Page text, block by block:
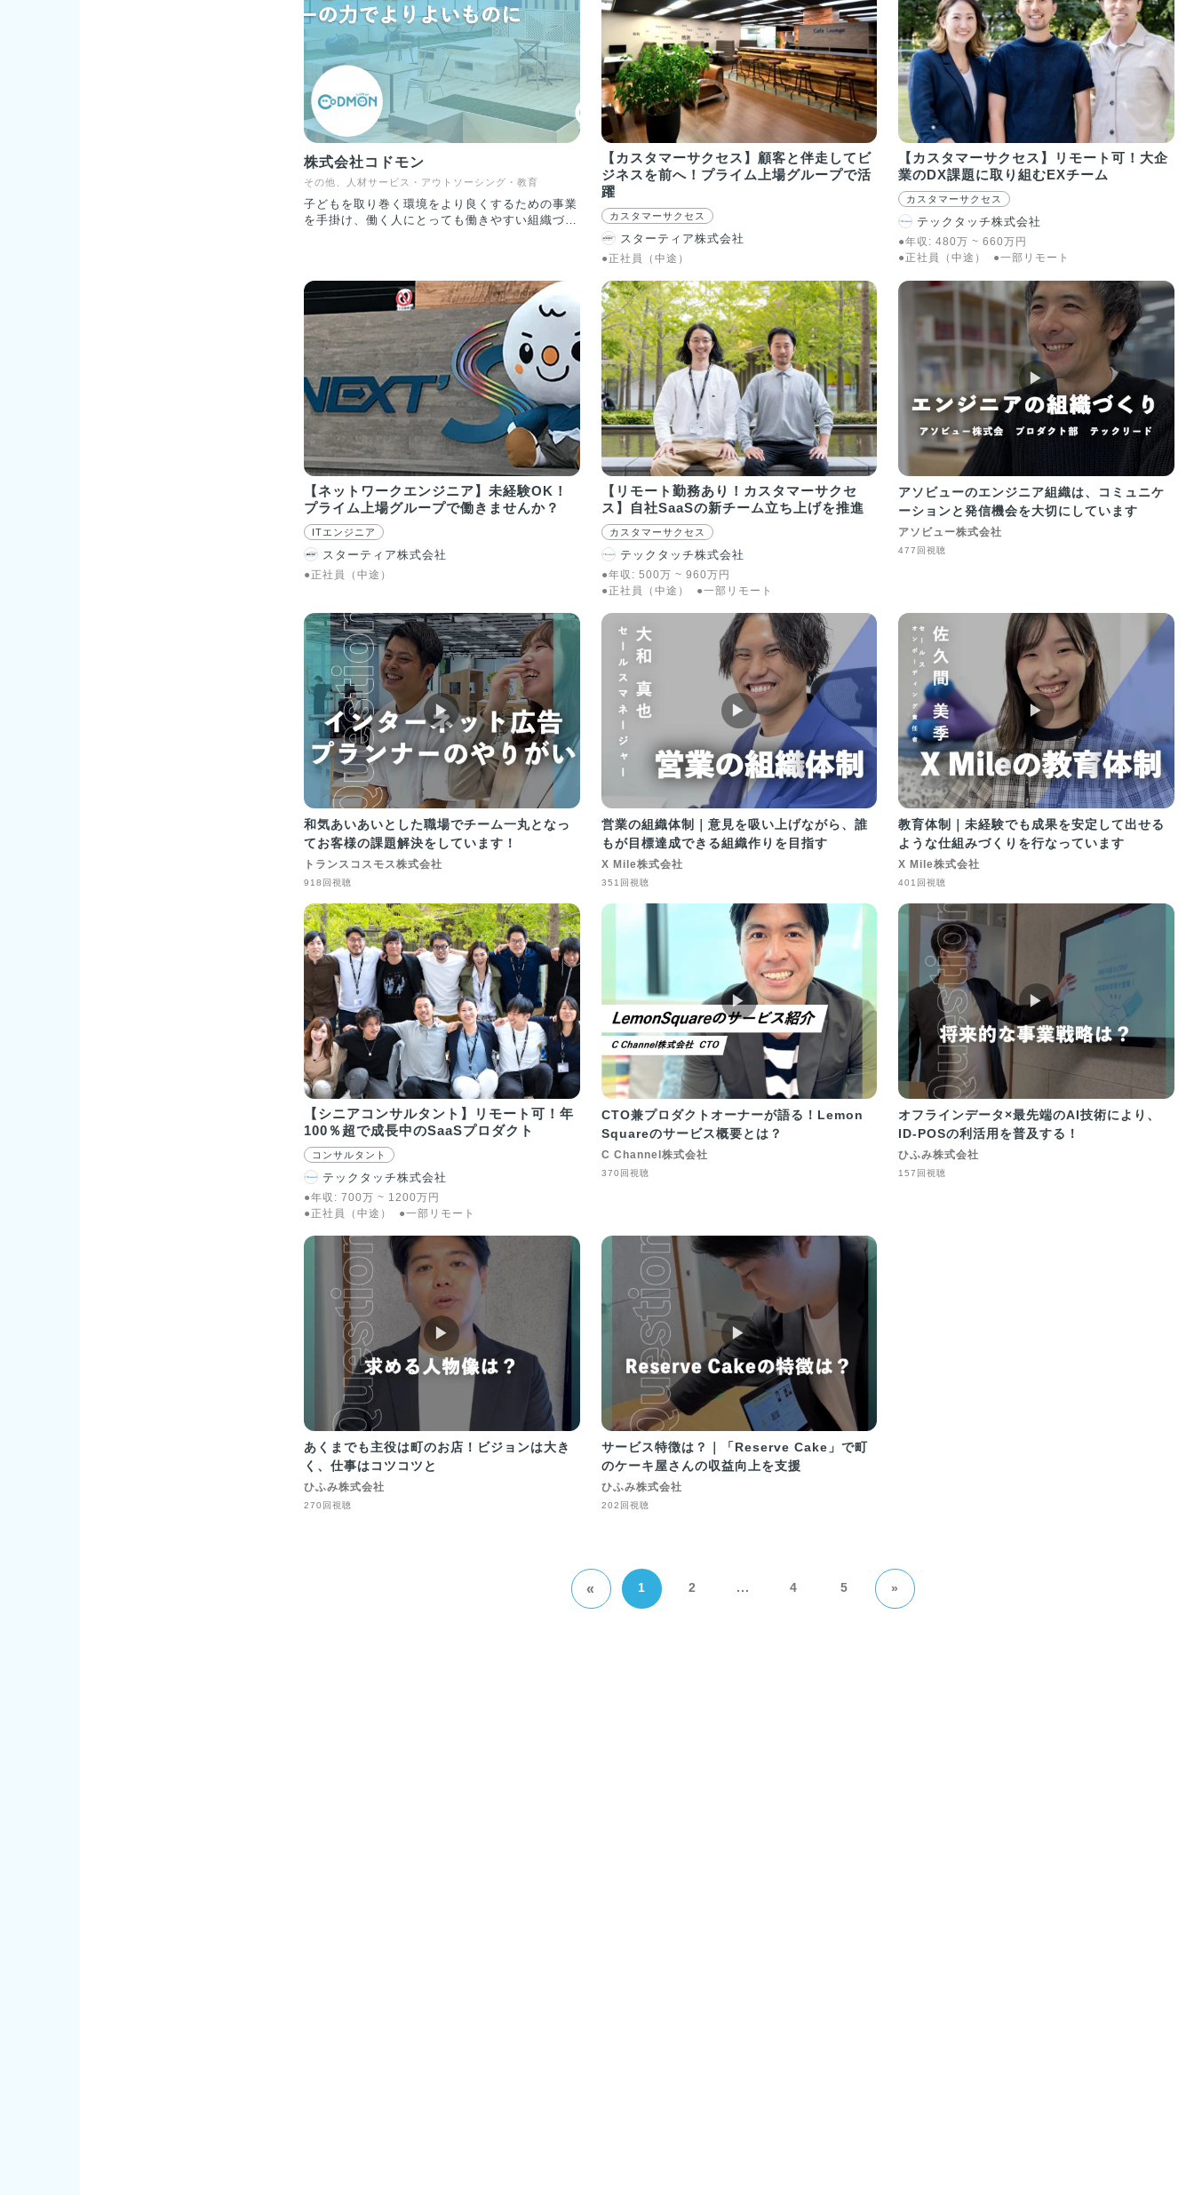
株式会社コドモン
その他、人材サービス・アウトソーシング・教育
子どもを取り巻く環境をより良くするための事業
を手掛け、働く人にとっても働きやすい組織づく
モン）」 保育・敎育施設で働く先生と保護者に
対して、子どもたちと向き合う時間と心のゆとり
を持っていただくための各種支援ツールを提供す
るSaaSです。園児情報と連動した成長記録や指
導案などをスマートに記録する機能をはじめ、登
降園管理や、保護者とのコミュニケーション機能
など、先生の業務負担を大幅に省力化しながら、
保育の質を高める環境づくりの支援をしていま
す。またベビーセンサーなどのIoTデバイスと
API連携するなど、園内のICT/IoT環境を統合管
理できるソリューションを提供。2024年度のサ
ービス継続率は99.8％。2025年8月時点で、全国
約22,200施設、職員約44万人が利用。全国約675
の自治体で導入および実証実験の導入が決定。導
入施設数・自治体導入施設数・契約自治体数でシ
ェア1位※(2025年1月株式会社東京商工リサーチ
調べ)。 その他にも、保育・教育施設の課題解決
／保護者の子育て支援／子育ての社会インフラづ
くりという3つの軸で複数のプロダクトを展開し
https://college.codmon.com/ ■保育者向けのオ
ンライン研修サービス「CoDMONカレッジ」
https://www.hoicil.com/ ■先生向け優待プログ
ラム「せんせいプライム」
https://senseiprime.com/ ■保育用品のオンラ
インストア「CoDMONストア」
https://store.codmon.com/ ■写真共有・販売サ
ービス「CoDMONプリント」
https://www.codmon.com/service/photo/
【カスタマーサクセス】顧客と伴走してビ
ジネスを前へ！プライム上場グループで活
躍
カスタマーサクセス
スターティア株式会社
●正社員（中途）
【カスタマーサクセス】リモート可！大企
業のDX課題に取り組むEXチーム
カスタマーサクセス
テックタッチ株式会社
●年収:480万 ~660万 円
●正社員（中途）
●一部リモート
【ネットワークエンジニア】未経験OK！
プライム上場グループで働きませんか？
ITエンジニア
スターティア株式会社
●正社員（中途）
【リモート勤務あり！カスタマーサクセ
ス】自社SaaSの新チーム立ち上げを推進
カスタマーサクセス
テックタッチ株式会社
●年収: 500万 ~ 960万 円
●正社員（中途）
●一部リモート
▶︎
アソビューのエンジニア組織は、コミュニケ
ーションと発信機会を大切にしています
アソビュー株式会社
477回視聴
▶︎
和気あいあいとした職場でチーム一丸となっ
てお客様の課題解決をしています！
トランスコスモス株式会社
918回視聴
▶︎
営業の組織体制｜意見を吸い上げながら、誰
もが目標達成できる組織作りを目指す
X Mile株式会社
351回視聴
▶︎
教育体制｜未経験でも成果を安定して出せる
ような仕組みづくりを行なっています
X Mile株式会社
401回視聴
【シニアコンサルタント】リモート可！年
100％超で成長中のSaaSプロダクト
コンサルタント
テックタッチ株式会社
●年収: 700万 ~ 1200万 円
●正社員（中途）
●一部リモート
▶︎
CTO兼プロダクトオーナーが語る！Lemon
Squareのサービス概要とは？
C Channel株式会社
370回視聴
▶︎
オフラインデータ×最先端のAI技術により、
ID-POSの利活用を普及する！
ひふみ株式会社
157回視聴
▶︎
あくまでも主役は町のお店！ビジョンは大き
く、仕事はコツコツと
ひふみ株式会社
270回視聴
▶︎
サービス特徴は？｜「Reserve Cake」で町
のケーキ屋さんの収益向上を支援
ひふみ株式会社
202回視聴
« 1 2 ... 4 5 »